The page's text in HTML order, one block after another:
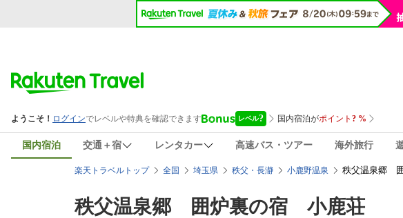
国内宿泊 交通＋宿 レンタカー 高速バス・ツアー 海外旅行
楽天トラベルトップ 全国 埼玉県 秩父・長瀞 小鹿野温泉 秩父温泉郷
秩父温泉郷 囲炉裏の宿 小鹿荘